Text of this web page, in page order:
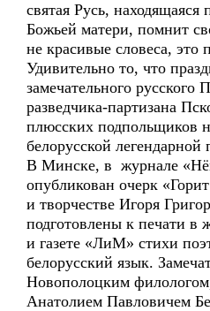
святая Русь, находящаяся
Божьей матери, помнит
не красивые словеса, это
Удивительно то, что
замечательного русского
разведчика-партизана
плюсских подпольщиков
белорусской легендарной
В Минске, в журнале
опубликован очерк
и творчестве Игоря
подготовлены к печати в
и газете «ЛиМ» стихи
белорусский язык.
Новополоцким
Анатолием Павловичем